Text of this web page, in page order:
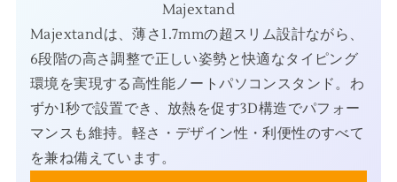
Majextand
Majextandは、薄さ1.7mmの超スリム設計ながら、
6段階の高さ調整で正しい姿勢と快適なタイピング
環境を実現する高性能ノートパソコンスタンド。わ
ずか1秒で設置でき、放熱を促す3D構造でパフォー
マンスも維持。軽さ・デザイン性・利便性のすべて
を兼ね備えています。